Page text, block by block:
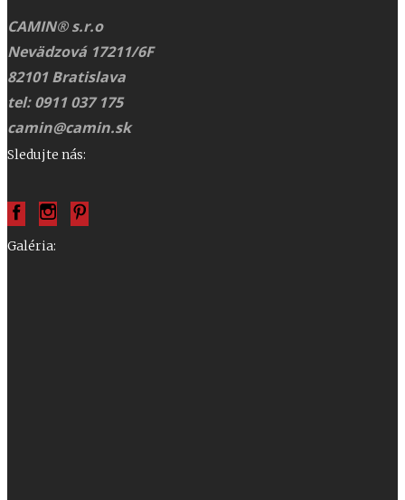
CAMIN® s.r.o
Nevädzová 17211/6F
82101 Bratislava
tel: 0911 037 175
camin@camin.sk
Sledujte nás:
Galéria: